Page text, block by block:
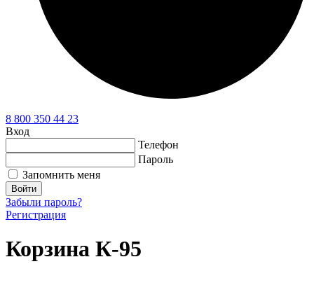
8 800 350 44 23
Вход
Телефон
Пароль
Запомнить меня
Войти
Забыли пароль?
Регистрация
Корзина К-95